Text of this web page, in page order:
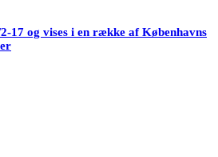
17 og vises i en række af Københavns